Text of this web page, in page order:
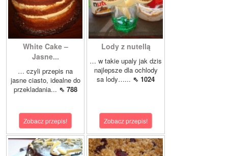
White Cake –
Jasne...
… czyli przepis na
jasne ciasto, idealne do
przekladania... ⇖ 788
Zobacz przepis!
Lody z nutellą
… w takie upaly jak dzis
najlepsze dla ochlody
sa lody…... ⇖ 1024
Zobacz przepis!